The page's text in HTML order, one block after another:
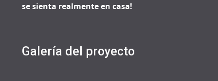
se sienta realmente en casa!
Galería del proyecto